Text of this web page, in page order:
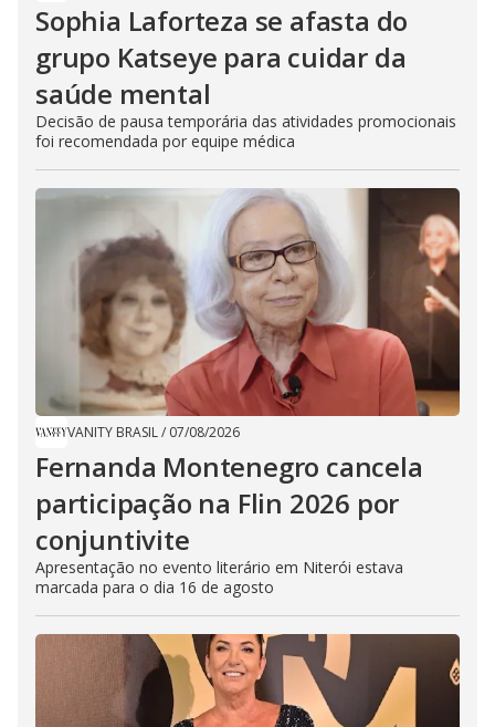
Sophia Laforteza se afasta do
grupo Katseye para cuidar da
saúde mental
Decisão de pausa temporária das atividades promocionais
foi recomendada por equipe médica
VANITY BRASIL/ 07/08/2026
Fernanda Montenegro cancela
participação na Flin 2026 por
conjuntivite
Apresentação no evento literário em Niterói estava
marcada para o dia 16 de agosto